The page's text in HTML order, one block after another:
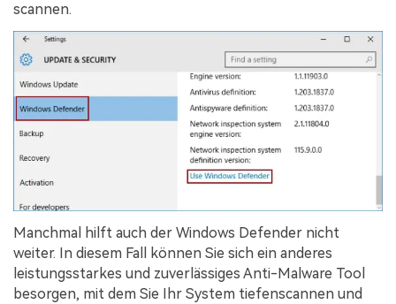
scannen.
Manchmal hilft auch der Windows Defender nicht
weiter. In diesem Fall können Sie sich ein anderes
leistungsstarkes und zuverlässiges Anti-Malware Tool
besorgen, mit dem Sie Ihr System tiefenscannen und